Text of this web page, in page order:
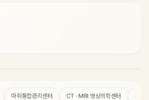
마취통합관리센터 CT · MRI 영상의학센터 수술